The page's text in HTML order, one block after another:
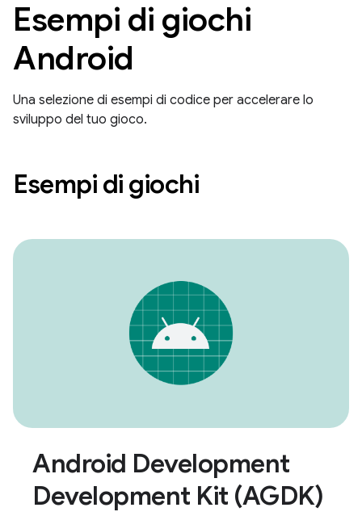
Esempi di giochi
Android
Una selezione di esempi di codice per accelerare lo
sviluppo del tuo gioco.
Esempi di giochi
Android Development
Development Kit (AGDK)